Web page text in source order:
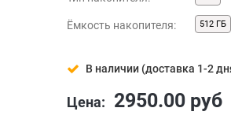
Ёмкость накопителя: 512 ГБ
В наличии (доставка 1-2
Цена: 2950.00 руб